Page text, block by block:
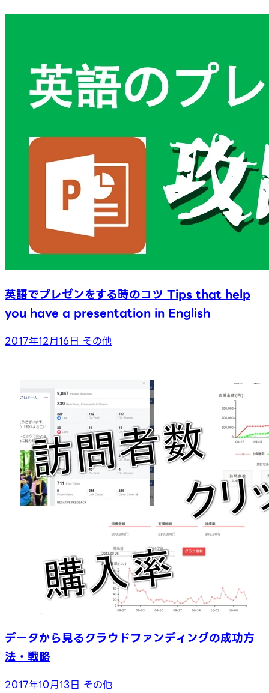
英語でプレゼンをする時のコツ Tips that help
you have a presentation in English
2017年12月16日 その他
データから見るクラウドファンディングの成功方
法・戦略
2017年10月13日 その他